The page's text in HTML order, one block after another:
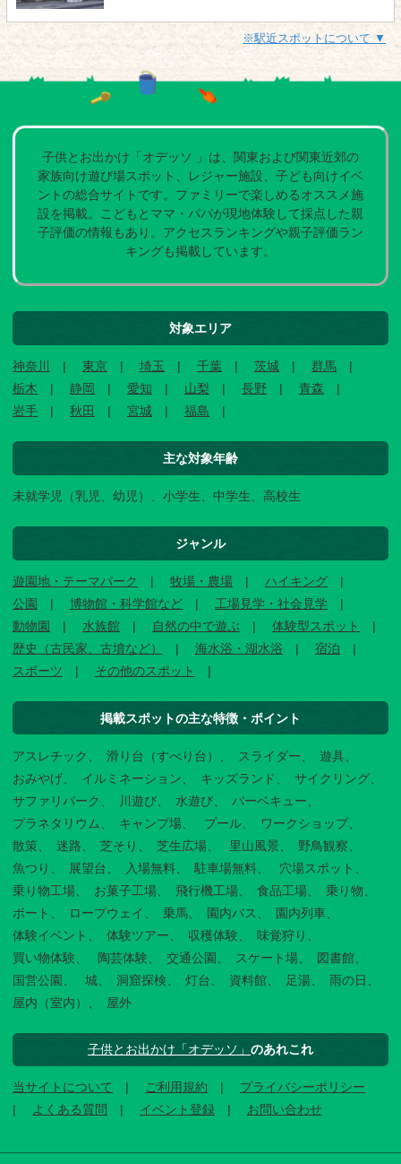
※駅近スポットについて ▼
子供とお出かけ「オデッソ 」は、関東および関東近郊の
家族向け遊び場スポット、レジャー施設、子ども向けイベ
ントの総合サイトです。ファミリーで楽しめるオススメ施
設を掲載。こどもとママ・パパが現地体験して採点した親
子評価の情報もあり。アクセスランキングや親子評価ラン
キングも掲載しています。
対象エリア
神奈川 東京 埼玉 千葉 茨城
群馬
栃木
静岡 愛知 山梨 長野
青森
岩手
秋田 宮城 福島
主な対象年齢
未就学児（乳児、幼児）、小学生、中学生、高校生
ジャンル
遊園地・テーマパーク 牧場・農場
ハイキング
公園
博物館・科学館など
工場見学・社会見学
動物園
水族館 自然の中で遊ぶ
体験型スポット
歴史（古民家、古墳など）
海水浴・湖水浴
宿泊
スポーツ
その他のスポット
掲載スポットの主な特徴・ポイント
アスレチック 滑り台（すべり台） スライダー
遊具
おみやげ
イルミネーション キッズランド
サイクリング
サファリパーク
川遊び 水遊び
バーベキュー
プラネタリウム
キャンプ場 プール
ワークショップ
散策
迷路 芝そり 芝生広場 里山風景
野鳥観察
魚つり
展望台 入場無料 駐車場無料
穴場スポット
乗り物工場
お菓子工場 飛行機工場 食品工場
乗り物
ボート
ロープウェイ 乗馬 園内バス
園内列車
体験イベント
体験ツアー 収穫体験
味覚狩り
買い物体験
陶芸体験 交通公園 スケート場
図書館
国営公園
城 洞窟探検 灯台 資料館 足湯
雨の日
屋内（室内）
屋外
子供とお出かけ「オデッソ」 のあれこれ
当サイトについて ご利用規約
プライバシーポリシー
よくある質問
イベント登録 お問い合わせ